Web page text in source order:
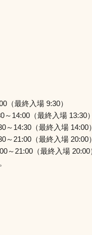
（最終入場 9:30）
14:00（最終入場 13:30）
（最終入場 14:00
21:00（最終入場 20:00）
（最終入場 20:00